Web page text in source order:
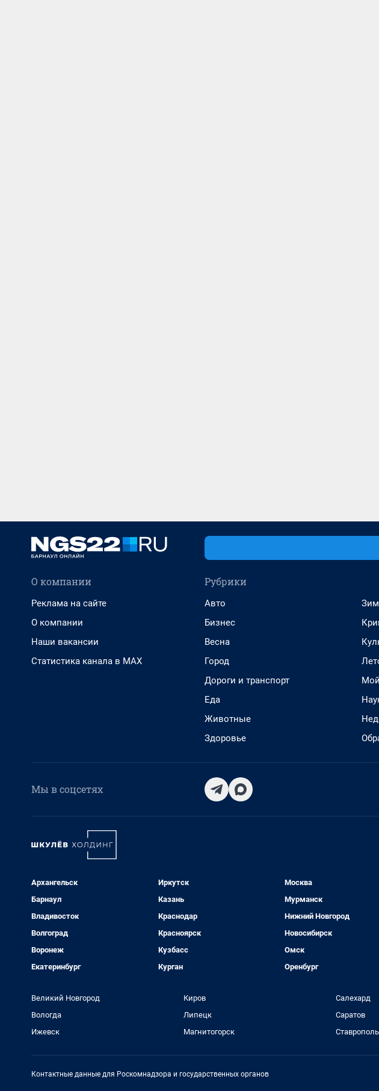
О компании
Реклама на сайте
О компании
Наши вакансии
Статистика канала в MAX
Рубрики
Авто
Бизнес
Весна
Город
Дороги и транспорт
Еда
Животные
Здоровье
Мы в соцсетях
Архангельск
Барнаул
Владивосток
Волгоград
Воронеж
Екатеринбург
Иркутск
Казань
Краснодар
Красноярск
Кузбасс
Курган
Москва
Мурманск
Нижний Новгород
Новосибирск
Омск
Оренбург
Великий Новгород
Вологда
Ижевск
Киров
Липецк
Магнитогорск
Салехард
Саратов
Ставрополь
Контактные данные для Роскомнадзора и государственных органов